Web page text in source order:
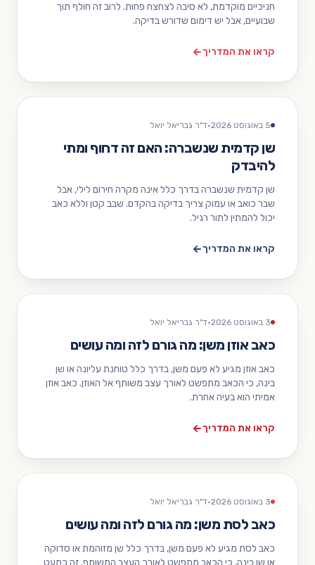
חניכיים מוקדמת, לא סיבה לצחצח פחות. לרוב זה חולף תוך
שבועיים, אבל יש דימום שדורש בדיקה.
קראו את המדריך
5 באוגוסט 2026 ·ד"ר גבריאל יואל
שן קדמית שנשברה: האם זה דחוף ומתי
להיבדק
שן קדמית שנשברה בדרך כלל אינה מקרה חירום לילי, אבל
שבר כואב או עמוק צריך בדיקה בהקדם. שבב קטן וללא כאב
יכול להמתין לתור רגיל.
קראו את המדריך
3 באוגוסט 2026 ·ד"ר גבריאל יואל
כאב אוזן משן: מה גורם לזה ומה עושים
כאב אוזן מגיע לא פעם משן, בדרך כלל טוחנת עליונה או שן
בינה, כי הכאב מתפשט לאורך עצב משותף אל האוזן. כאב אוזן
אמיתי הוא בעיה אחרת.
קראו את המדריך
3 באוגוסט 2026 ·ד"ר גבריאל יואל
כאב לסת משן: מה גורם לזה ומה עושים
כאב לסת מגיע לא פעם משן, בדרך כלל שן מזוהמת או סדוקה
או שן בינה, כי הכאב מתפשט לאורך העצב המשותף. זה כמעט